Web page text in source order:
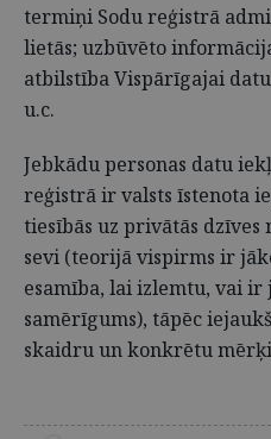
termiņi Sodu reģistrā
lietās; uzbūvēto
atbilstība Vispārīgajai
u.c.
Jebkādu personas datu
reģistrā ir valsts īstenota
tiesībās uz privātās
sevi (teorijā vispirms ir
esamība, lai izlemtu, vai
samērīgums), tāpēc
skaidru un konkrētu